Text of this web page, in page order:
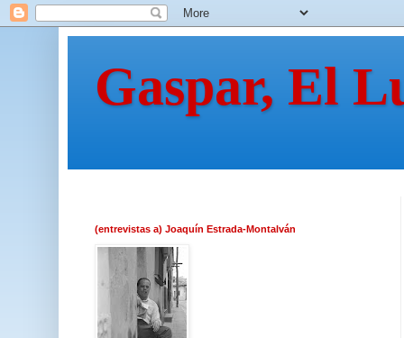
Gaspar, El
(entrevistas a) Joaquín Estrada-Montalván